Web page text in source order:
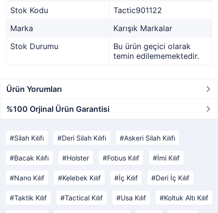
Stok Kodu
Tactic901122
Marka
Karışık Markalar
Stok Durumu
Bu ürün geçici olarak
temin edilememektedir.
Ürün Yorumları
%100 Orjinal Ürün Garantisi
Silah Kılıfı Deri Silah Kılıfı Askeri Silah Kılıfı
Bacak Kılıfı Holster Fobus Kılıf İmi Kılıf
Nano Kılıf Kelebek Kılıf İç Kılıf Deri İç Kılıf
Taktik Kılıf Tactical Kılıf Usa Kılıf Koltuk Altı Kılıf